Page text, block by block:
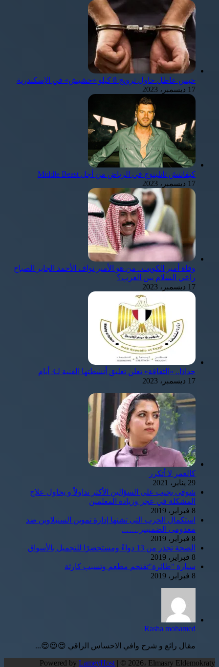
حبس عاطل حاول ترويج 8 كيلو «حشيش» في الإسكندرية
17 ديسمبر، 2023
كيفانتش تاتليتوج في الرياض من أجل Middle Beast
17 ديسمبر، 2023
وفاة أمير الكويت.. من هو الأمير نواف الأحمد الجابر الصباح
راعي السلام بين العرب؟
17 ديسمبر، 2023
حدادًا.. «الثقافة» تعلن تعليق أنشطتها الفنية لـ3 أيام
17 ديسمبر، 2023
كالعمر لا أتكرر
29 يناير، 2021
شوقى يجيب على السؤالين الأكثر تداولاً و يحاول علاج
المشكلة في عجز وزيادة المعلمين
8 فبراير، 2019
استكمال الحرب التى تشنها إدارة تموين السنبلاوين ضد
معدومى الضمييير…….
8 فبراير، 2019
الصحة تحذر من 13 دواءً ومستحضرًا للتجميل بالأسواق
8 فبراير، 2019
سيارة "طائرة"تقتحم مطعم وتسبب كارثة
8 فبراير، 2019
Rasha mohamed
مقال رائع و شرح وافي الاحساس الراقي 😍😍😍...
Powered by LameyHost | © 2026، Elmasry Eldemokraty